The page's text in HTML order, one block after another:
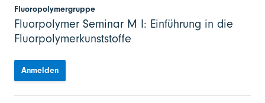
Fluoropolymergruppe
Fluorpolymer Seminar M I: Einführung in die
Fluorpolymerkunststoffe
Anmelden